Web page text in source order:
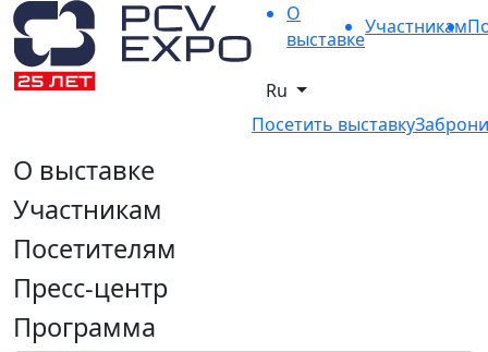
О
выставке
Участникам
Ru
Посетить выставку
О выставке
Участникам
Посетителям
Пресс-центр
Программа